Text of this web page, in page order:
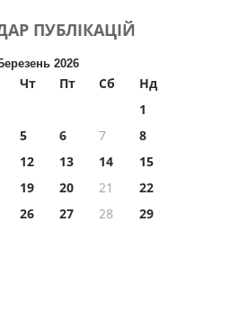
ПУБЛІКАЦІЙ
2026
Чт Пт Сб
Нд
1
5 6 7
8
12 13 14
15
19 20 21
22
26 27 28
29